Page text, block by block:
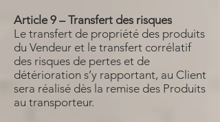
Article 9 – Transfert des risques
Le transfert de propriété des produits
du Vendeur et le transfert corrélatif
des risques de pertes et de
détérioration s’y rapportant, au Client
sera réalisé dès la remise des Produits
au transporteur.